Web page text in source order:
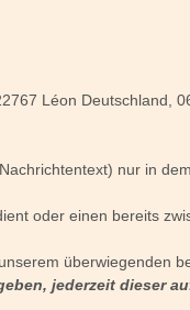
Léon Deutschland,
nur in
oder einen bereits
überwiegenden
jederzeit dieser